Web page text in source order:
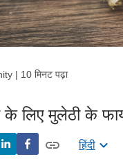
| 10 मिनट पढ़ा
के लिए मुलेठी के
हिंदी